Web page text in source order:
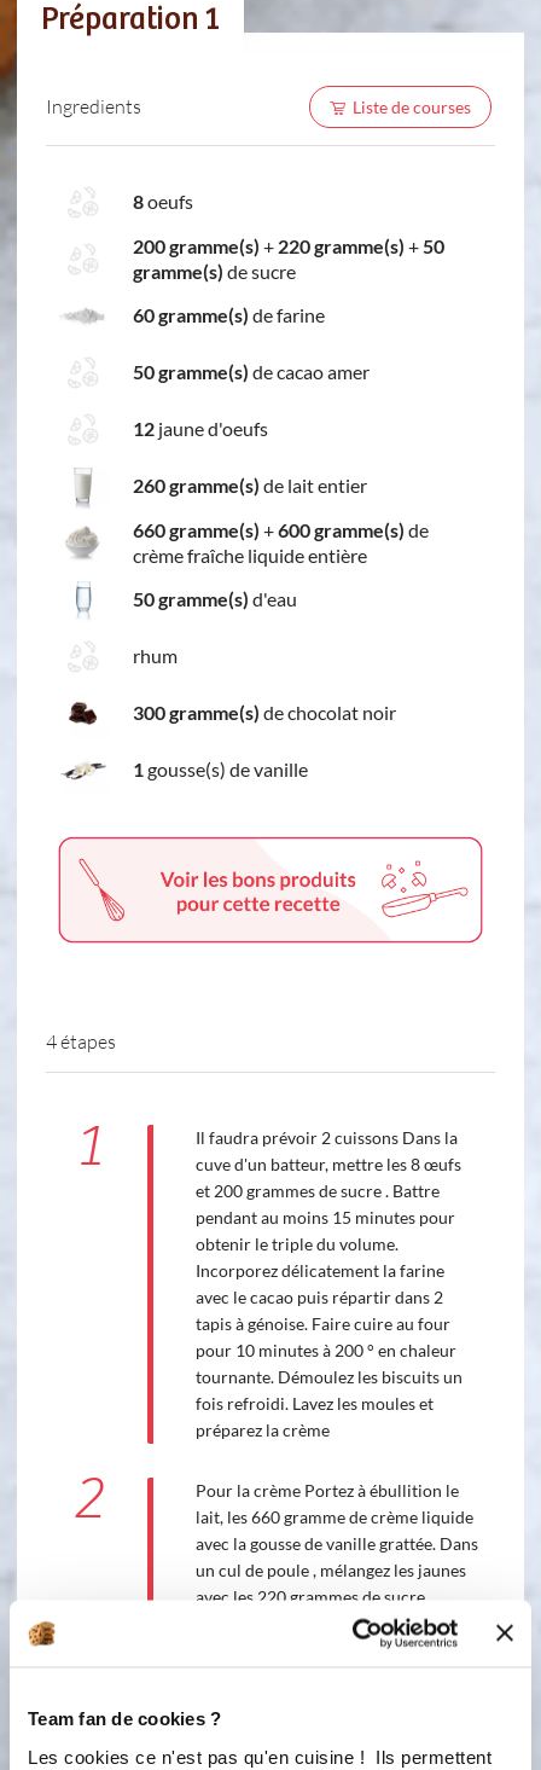
Team fan de cookies ?
Les cookies ce n'est pas qu'en cuisine ! Ils permettent
Préparation 1
Ingredients Liste de courses
8oeufs
200 gramme(s) + 220 gramme(s) +50
gramme(s) de sucre
60 gramme(s) de farine
50 gramme(s) de cacao amer
12 jaune d'oeufs
260 gramme(s) de lait entier
660 gramme(s) +600 gramme(s) de
crème fraîche liquide entière
50 gramme(s) d'eau
rhum
300 gramme(s) de chocolat noir
1gousse(s) de vanille
4 étapes
1
Il faudra prévoir 2 cuissons Dans la
cuve d'un batteur, mettre les 8 œufs
et 200 grammes de sucre . Battre
pendant au moins 15 minutes pour
obtenir le triple du volume.
Incorporez délicatement la farine
avec le cacao puis répartir dans 2
tapis à génoise. Faire cuire au four
pour 10 minutes à 200 ° en chaleur
tournante. Démoulez les biscuits un
fois refroidi. Lavez les moules et
préparez la crème
2
Pour la crème Portez à ébullition le
lait, les 660 gramme de crème liquide
avec la gousse de vanille grattée. Dans
un cul de poule , mélangez les jaunes
avec les 220 grammes de sucre,
versez le lait par dessus, bien
mélangez. Posez les 2 tapis à génoise
mettre à cuire 1 heures à 100°
Vérifier la cuisson (elle doit être